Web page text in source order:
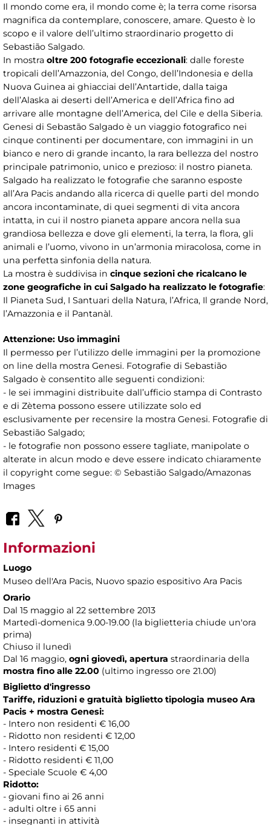
Il mondo come era, il mondo come è; la terra come risorsa
magnifica da contemplare, conoscere, amare. Questo è lo
scopo e il valore dell’ultimo straordinario progetto di
Sebastião Salgado.
In mostra oltre 200 fotografie eccezionali: dalle foreste
tropicali dell’Amazzonia, del Congo, dell’Indonesia e della
Nuova Guinea ai ghiacciai dell’Antartide, dalla taiga
dell’Alaska ai deserti dell’America e dell’Africa fino ad
arrivare alle montagne dell’America, del Cile e della Siberia.
Genesi di Sebastão Salgado è un viaggio fotografico nei
cinque continenti per documentare, con immagini in un
bianco e nero di grande incanto, la rara bellezza del nostro
principale patrimonio, unico e prezioso: il nostro pianeta.
Salgado ha realizzato le fotografie che saranno esposte
all’Ara Pacis andando alla ricerca di quelle parti del mondo
ancora incontaminate, di quei segmenti di vita ancora
intatta, in cui il nostro pianeta appare ancora nella sua
grandiosa bellezza e dove gli elementi, la terra, la flora, gli
animali e l’uomo, vivono in un’armonia miracolosa, come in
una perfetta sinfonia della natura.
La mostra è suddivisa in cinque sezioni che ricalcano le
zone geografiche in cui Salgado ha realizzato le fotografie:
Il Pianeta Sud, I Santuari della Natura, l’Africa, Il grande Nord,
l’Amazzonia e il Pantanàl.
Attenzione: Uso immagini
Il permesso per l’utilizzo delle immagini per la promozione
on line della mostra Genesi. Fotografie di Sebastião
Salgado è consentito alle seguenti condizioni:
- le sei immagini distribuite dall’ufficio stampa di Contrasto
e di Zètema possono essere utilizzate solo ed
esclusivamente per recensire la mostra Genesi. Fotografie di
Sebastião Salgado;
- le fotografie non possono essere tagliate, manipolate o
alterate in alcun modo e deve essere indicato chiaramente
il copyright come segue: © Sebastião Salgado/Amazonas
Images
Informazioni
Luogo
Museo dell'Ara Pacis, Nuovo spazio espositivo Ara Pacis
Orario
Dal 15 maggio al 22 settembre 2013
Martedì-domenica 9.00-19.00 (la biglietteria chiude un'ora
prima)
Chiuso il lunedì
Dal 16 maggio, ogni giovedì, apertura straordinaria della
mostra fino alle 22.00 (ultimo ingresso ore 21.00)
Biglietto d'ingresso
Tariffe, riduzioni e gratuità biglietto tipologia museo Ara
Pacis + mostra Genesi:
- Intero non residenti € 16,00
- Ridotto non residenti € 12,00
- Intero residenti € 15,00
- Ridotto residenti € 11,00
- Speciale Scuole € 4,00
Ridotto:
- giovani fino ai 26 anni
- adulti oltre i 65 anni
- insegnanti in attività